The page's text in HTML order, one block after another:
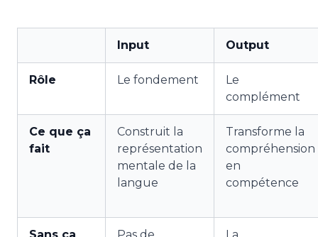
Input Output
Rôle Le fondement
Le
complément
Ce que ça
fait
Construit la
représentation
mentale de la
langue
Transforme la
compréhension
en
compétence
Sans ça
Pas de
La